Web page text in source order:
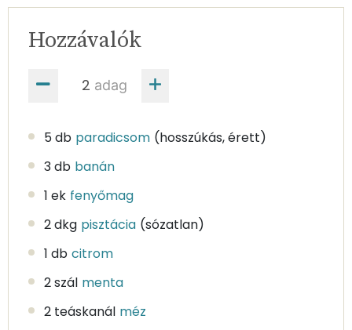
adag
Hozzávalók
5 db paradicsom (hosszúkás, érett)
3 db banán
1 ek fenyőmag
2 dkg pisztácia (sózatlan)
1 db citrom
2 szál menta
2 teáskanál méz